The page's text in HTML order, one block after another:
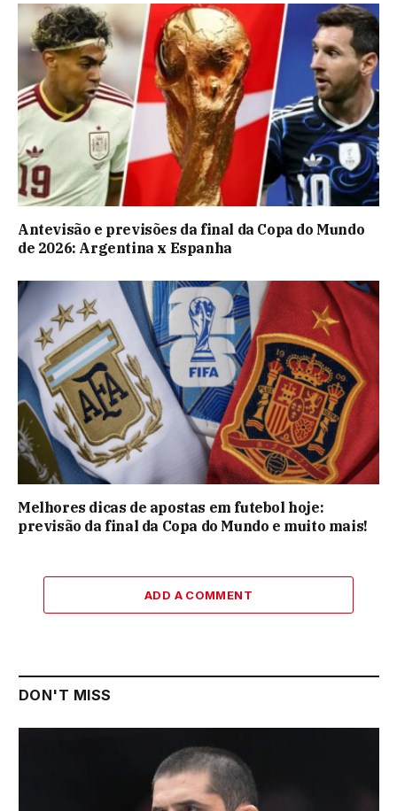
Antevisão e previsões da final da Copa do Mundo
de 2026: Argentina x Espanha
Melhores dicas de apostas em futebol hoje:
previsão da final da Copa do Mundo e muito mais!
ADD A COMMENT
DON'T MISS